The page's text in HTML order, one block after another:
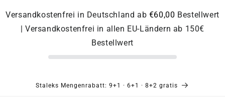
Versandkostenfrei in Deutschland ab €60,00 Bestellwert
| Versandkostenfrei in allen EU-Ländern ab 150€
Bestellwert
zum
Inhalt
Staleks Mengenrabatt: 9+1 · 6+1 · 8+2 gratis